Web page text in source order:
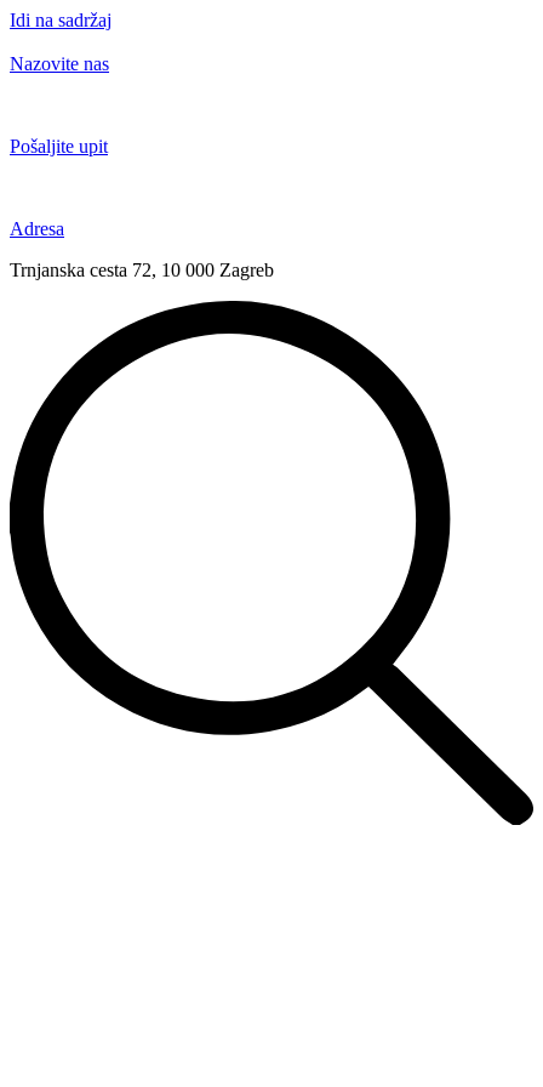
Idi na sadržaj
Nazovite nas
Pošaljite upit
Adresa
Trnjanska cesta 72, 10 000 Zagreb